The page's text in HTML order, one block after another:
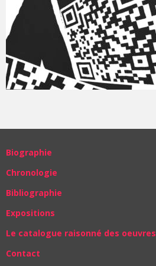
Biographie
Chronologie
Bibliographie
Expositions
Le catalogue raisonné des oeuvres
Contact